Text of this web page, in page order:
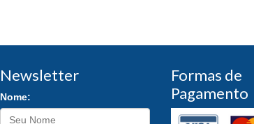
Newsletter
Nome:
Formas de
Pagamento